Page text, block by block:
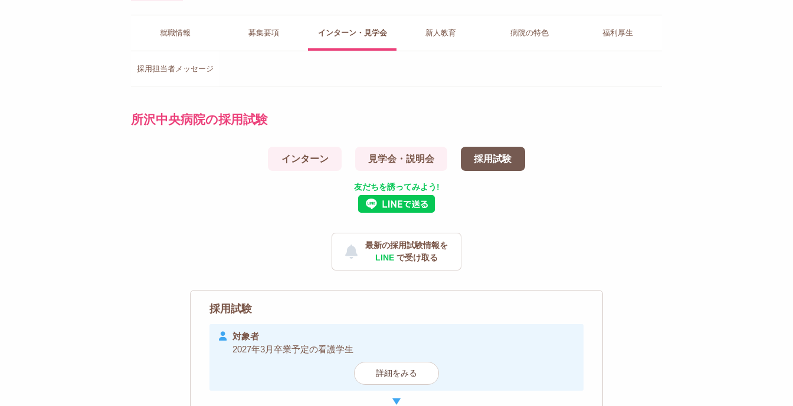
就職情報 募集要項 インターン・見学会 新人教育 病院の特色 福利厚生
採用担当者メッセージ
所沢中央病院の採用試験
インターン 見学会・説明会 採用試験
友だちを誘ってみよう!
最新の採用試験情報を
LINE で受け取る
採用試験
対象者
2027年3月卒業予定の看護学生
詳細をみる